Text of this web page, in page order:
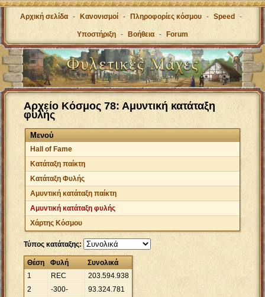
Αρχική σελίδα - Κανονισμοί - Πληροφορίες κόσμου - Speed -
Υποστήριξη - Βοήθεια - Forum
Αρχείο Κόσμος 78: Αμυντική κατάταξη
φυλής
Μενού
Hall of Fame
Κατάταξη παίκτη
Κατάταξη Φυλής
Αμυντική κατάταξη παίκτη
Αμυντική κατάταξη φυλής
Χάρτης Κόσμου
Τύπος κατάταξης:
Θέση Φυλή
Συνολικά
1
REC 203.594.938
2
-300- 93.324.781